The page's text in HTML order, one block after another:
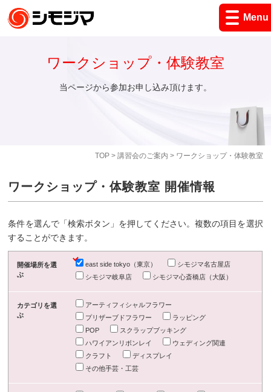
Menu
TOP> 講習会のご案内 > ワークショップ・体験教室
ワークショップ・体験教室
当ページから参加お申し込み頂けます。
ワークショップ・体験教室 開催情報
条件を選んで「検索ボタン」を押してください。複数の項目を選択
することができます。
開催場所を選
ぶ
east side tokyo（東京）
シモジマ名古屋店
シモジマ岐阜店
シモジマ心斎橋店（大阪）
カテゴリを選
ぶ
アーティフィシャルフラワー
プリザーブドフラワー
ラッピング
POP
スクラップブッキング
ハワイアンリボンレイ
ウェディング関連
クラフト
ディスプレイ
その他手芸・工芸